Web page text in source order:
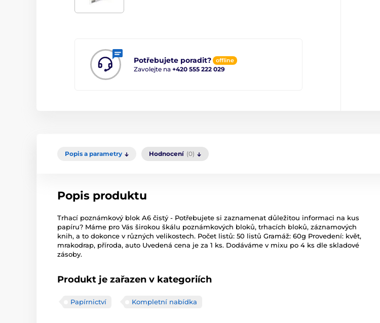
Potřebujete poradit? offline
Zavolejte na +420 555 222 029
Popis a parametry Hodnocení (0)
Popis produktu
Trhací poznámkový blok A6 čistý - Potřebujete si zaznamenat důležitou informaci na kus
papíru? Máme pro Vás širokou škálu poznámkových bloků, trhacích bloků, záznamových
knih, a to dokonce v různých velikostech. Počet listů: 50 listů Gramáž: 60g Provedení: květ,
mrakodrap, příroda, auto Uvedená cena je za 1 ks. Dodáváme v mixu po 4 ks dle skladové
zásoby.
Produkt je zařazen v kategoriích
Papírnictví Kompletní nabídka